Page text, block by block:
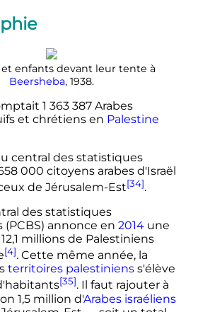
et enfants devant leur tente à
Beersheba, 1938.
1 363 387 Arabes
et chrétiens en Palestine
central des statistiques
000 citoyens arabes d'Israël
de Jérusalem-Est[34].
des statistiques
annonce en 2014une
12,1 millionsde Palestiniens
[4]. Cette même année, la
territoires palestinienss'élève
[35]. Il faut rajouter à
1,5 million d'Arabes israéliens